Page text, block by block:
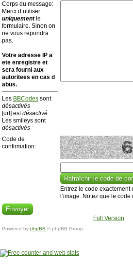
Corps du message:
Merci d utiliser
uniquementle
formulaire. Sinon on
ne vous repondra
pas.
Votre adresse ΙΡ a
ete enregistre et
sera fourni aux
autoritees en cas d
abus.
Les BBCodes sont
désactivés
[url] estdésactivé
Les smileys sont
désactivés
Code de
confirmation:
Entrez le code
l’image. Notez que le
Full Version
Powered by phpBB © phpBB Group.